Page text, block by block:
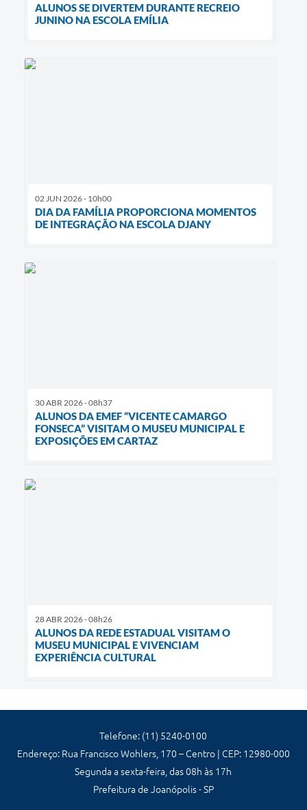
ALUNOS SE DIVERTEM DURANTE RECREIO
JUNINO NA ESCOLA EMÍLIA
02 JUN 2026 - 10h00
DIA DA FAMÍLIA PROPORCIONA MOMENTOS
DE INTEGRAÇÃO NA ESCOLA DJANY
30 ABR 2026 - 08h37
ALUNOS DA EMEF “VICENTE CAMARGO
FONSECA” VISITAM O MUSEU MUNICIPAL E
EXPOSIÇÕES EM CARTAZ
28 ABR 2026 - 08h26
ALUNOS DA REDE ESTADUAL VISITAM O
MUSEU MUNICIPAL E VIVENCIAM
EXPERIÊNCIA CULTURAL
Telefone: (11) 5240-0100
Endereço: Rua Francisco Wohlers, 170 – Centro | CEP: 12980-000
Segunda a sexta-feira, das 08h às 17h
Prefeitura de Joanópolis - SP